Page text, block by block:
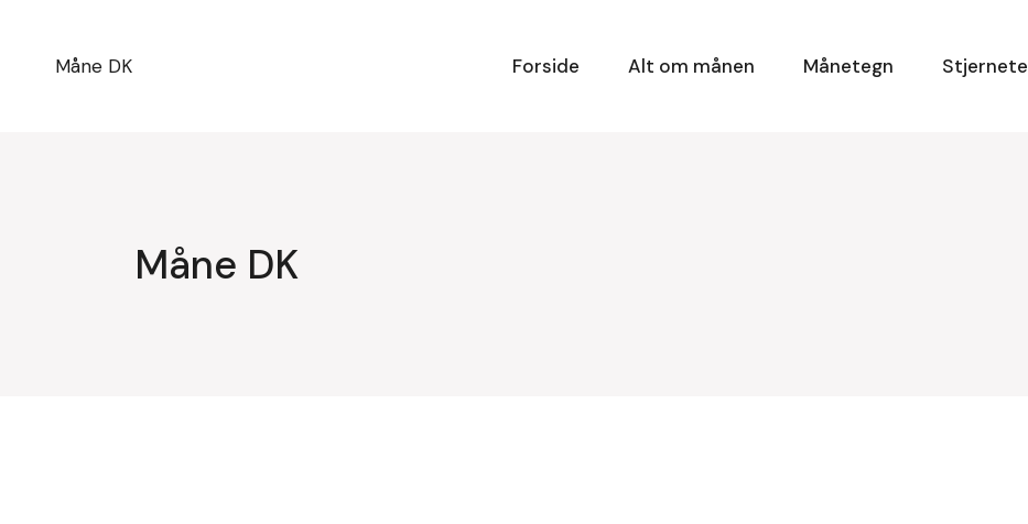
Måne DK
Forside Alt om månen Månetegn
Måne DK